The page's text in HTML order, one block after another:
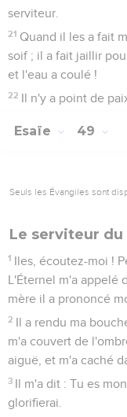
serviteur.
21 Quand il les a fait
soif ; il a fait jaillir
et l'eau a coulé !
22 Il n'y a point de
Esaïe 49
Seuls les Évangiles sont
Le serviteur
1 Iles, écoutez-moi !
L'Éternel m'a appelé
mère il a prononcé
2 Il a rendu ma
m'a couvert de
aiguë, et m'a caché
3 Il m'a dit : Tu es
glorifierai.